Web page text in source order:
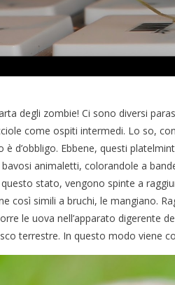
degli zombie! Ci sono diversi
come ospiti intermedi. Lo so,
d’obbligo. Ebbene, questi
animaletti, colorandole a
stato, vengono spinte a
così simili a bruchi, le mangiano.
le uova nell’apparato digerente
terrestre. In questo modo viene